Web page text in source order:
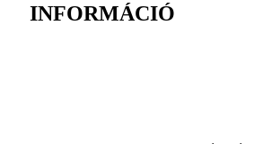
INFORMÁCIÓ